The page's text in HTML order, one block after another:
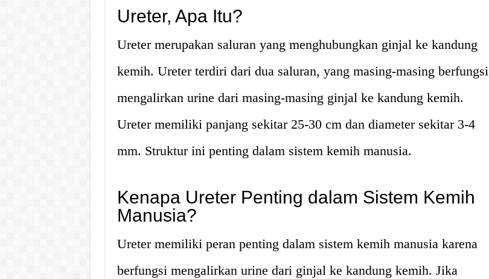
Ureter, Apa Itu?
Ureter merupakan saluran yang menghubungkan ginjal ke kandung
kemih. Ureter terdiri dari dua saluran, yang masing-masing berfungsi
mengalirkan urine dari masing-masing ginjal ke kandung kemih.
Ureter memiliki panjang sekitar 25-30 cm dan diameter sekitar 3-4
mm. Struktur ini penting dalam sistem kemih manusia.
Kenapa Ureter Penting dalam Sistem Kemih
Manusia?
Ureter memiliki peran penting dalam sistem kemih manusia karena
berfungsi mengalirkan urine dari ginjal ke kandung kemih. Jika